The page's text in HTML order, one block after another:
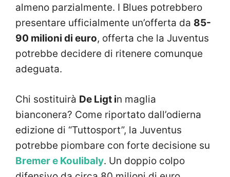
almeno parzialmente. I Blues potrebbero
presentare ufficialmente un’offerta da 85-
90 milioni di euro, offerta che la Juventus
potrebbe decidere di ritenere comunque
adeguata.
Chi sostituirà De Ligt in maglia
bianconera? Come riportato dall’odierna
edizione di “Tuttosport”, la Juventus
potrebbe piombare con forte decisione su
Bremer e Koulibaly. Un doppio colpo